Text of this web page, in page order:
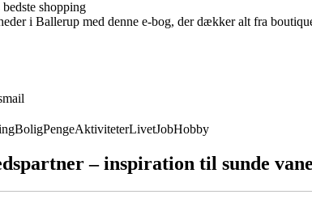
shopping
i Ballerup med denne e-bog, der dækker alt fra
BoligPengeAktiviteterLivetJobHobby
– inspiration til sunde